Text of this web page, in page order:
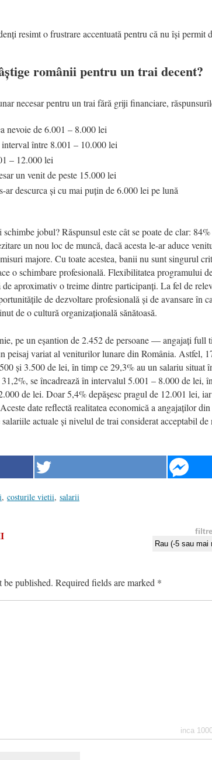
resimt o frustrare accentuată pentru că nu își permit
românii pentru un trai decent?
necesar pentru un trai fără griji financiare,
nevoie de 6.001 – 8.000 lei
între 8.001 – 10.000 lei
– 12.000 lei
un venit de peste 15.000 lei
ar descurca și cu mai puțin de 6.000 lei pe lună
jobul? Răspunsul este cât se poate de clar:
un nou loc de muncă, dacă acesta le-ar aduce
majore. Cu toate acestea, banii nu sunt singurul
o schimbare profesională. Flexibilitatea programului
aproximativ o treime dintre participanți. La fel de
de dezvoltare profesională și de avansare în
de o cultură organizațională sănătoasă.
pe un eșantion de 2.452 de persoane — angajați full
peisaj variat al veniturilor lunare din România. Astfel,
și 3.500 de lei, în timp ce 29,3% au un salariu situat
se încadrează în intervalul 5.001 – 8.000 de lei,
de lei. Doar 5,4% depășesc pragul de 12.001 lei,
date reflectă realitatea economică a angajaților
actuale și nivelul de trai considerat acceptabil de
, costurile vietii, salarii
published. Required fields are marked *
inca